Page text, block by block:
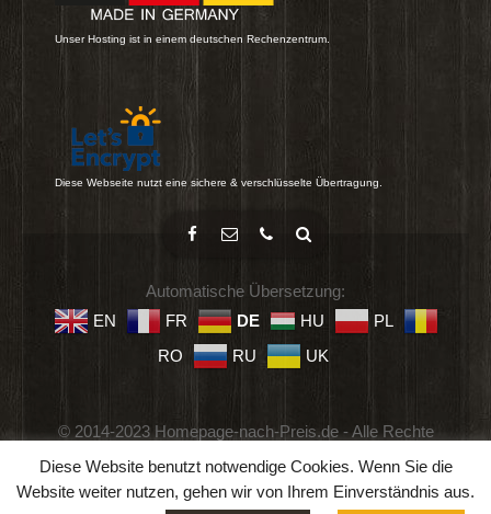
Unser Hosting ist in einem deutschen Rechenzentrum.
Diese Webseite nutzt eine sichere & verschlüsselte Übertragung.
Automatische Übersetzung:
EN
FR DE HU
PL
RO
RU UK
© 2014-2023 Homepage-nach-Preis.de - Alle Rechte
Geschäftsbedingungen
Diese Website benutzt notwendige Cookies. Wenn Sie die
Website weiter nutzen, gehen wir von Ihrem Einverständnis aus.